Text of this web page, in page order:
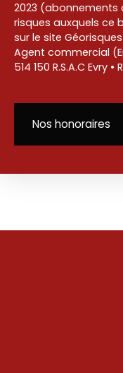
2023 (abonnements
risques auxquels ce
sur le site
Agent commercial
514 150 R.S.A.C Evry •
Nos honoraires